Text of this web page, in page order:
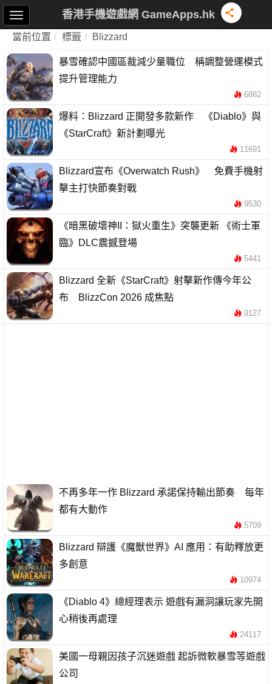
香港手機遊戲網 GameApps.hk
當前位置 標籤 Blizzard
暴雪確認中國區裁減少量職位 稱調整營運模式
提升管理能力
6882
爆料：Blizzard 正開發多款新作 《Diablo》與
《StarCraft》新計劃曝光
11691
Blizzard宣布《Overwatch Rush》 免費手機射
擊主打快節奏對戰
9530
《暗黑破壞神II：獄火重生》突襲更新 《術士軍
臨》DLC震撼登場
5441
Blizzard 全新《StarCraft》射擊新作傳今年公
布 BlizzCon 2026 成焦點
9127
不再多年一作 Blizzard 承諾保持輸出節奏 每年
都有大動作
5709
Blizzard 辯護《魔獸世界》AI 應用：有助釋放更
多創意
10974
《Diablo 4》總經理表示 遊戲有漏洞讓玩家先開
心稍後再處理
24117
美國一母親因孩子沉迷遊戲 起訴微軟暴雪等遊戲
公司